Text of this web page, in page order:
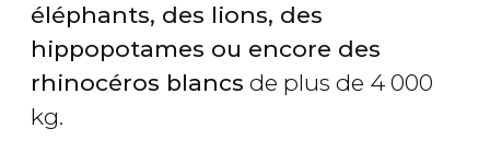
éléphants, des lions, des
hippopotames ou encore des
rhinocéros blancs de plus de 4 000
kg.